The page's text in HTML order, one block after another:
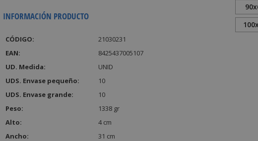
INFORMACIÓN PRODUCTO
CÓDIGO:
21030231
EAN:
8425437005107
UD. Medida:
UNID
UDS. Envase pequeño:
10
UDS. Envase grande:
10
Peso:
1338 gr
Alto:
4 cm
Ancho:
31 cm